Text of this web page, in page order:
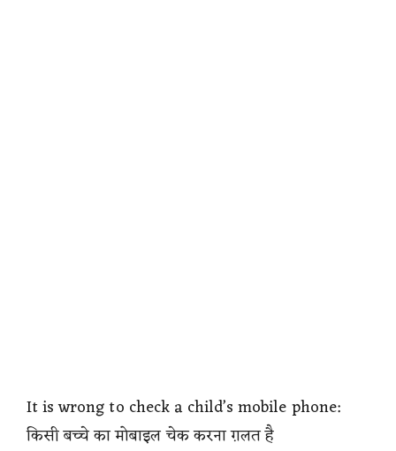
It is wrong to check a child’s mobile phone:
किसी बच्चे का मोबाइल चेक करना ग़लत है